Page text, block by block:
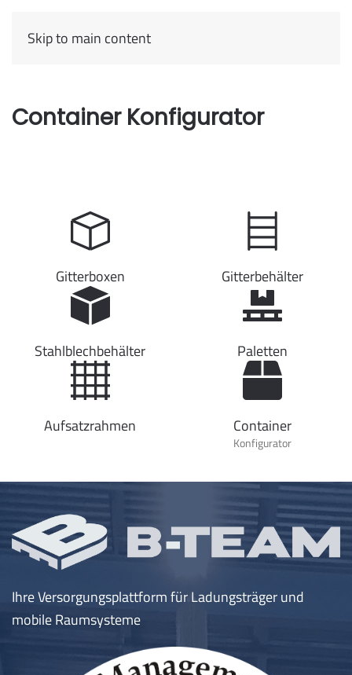
Skip to main content
Container Konfigurator
Gitterboxen Gitterbehälter
Stahlblechbehälter Paletten
Aufsatzrahmen Container
Konfigurator
Ihre Versorgungsplattform für Ladungsträger und
mobile Raumsysteme